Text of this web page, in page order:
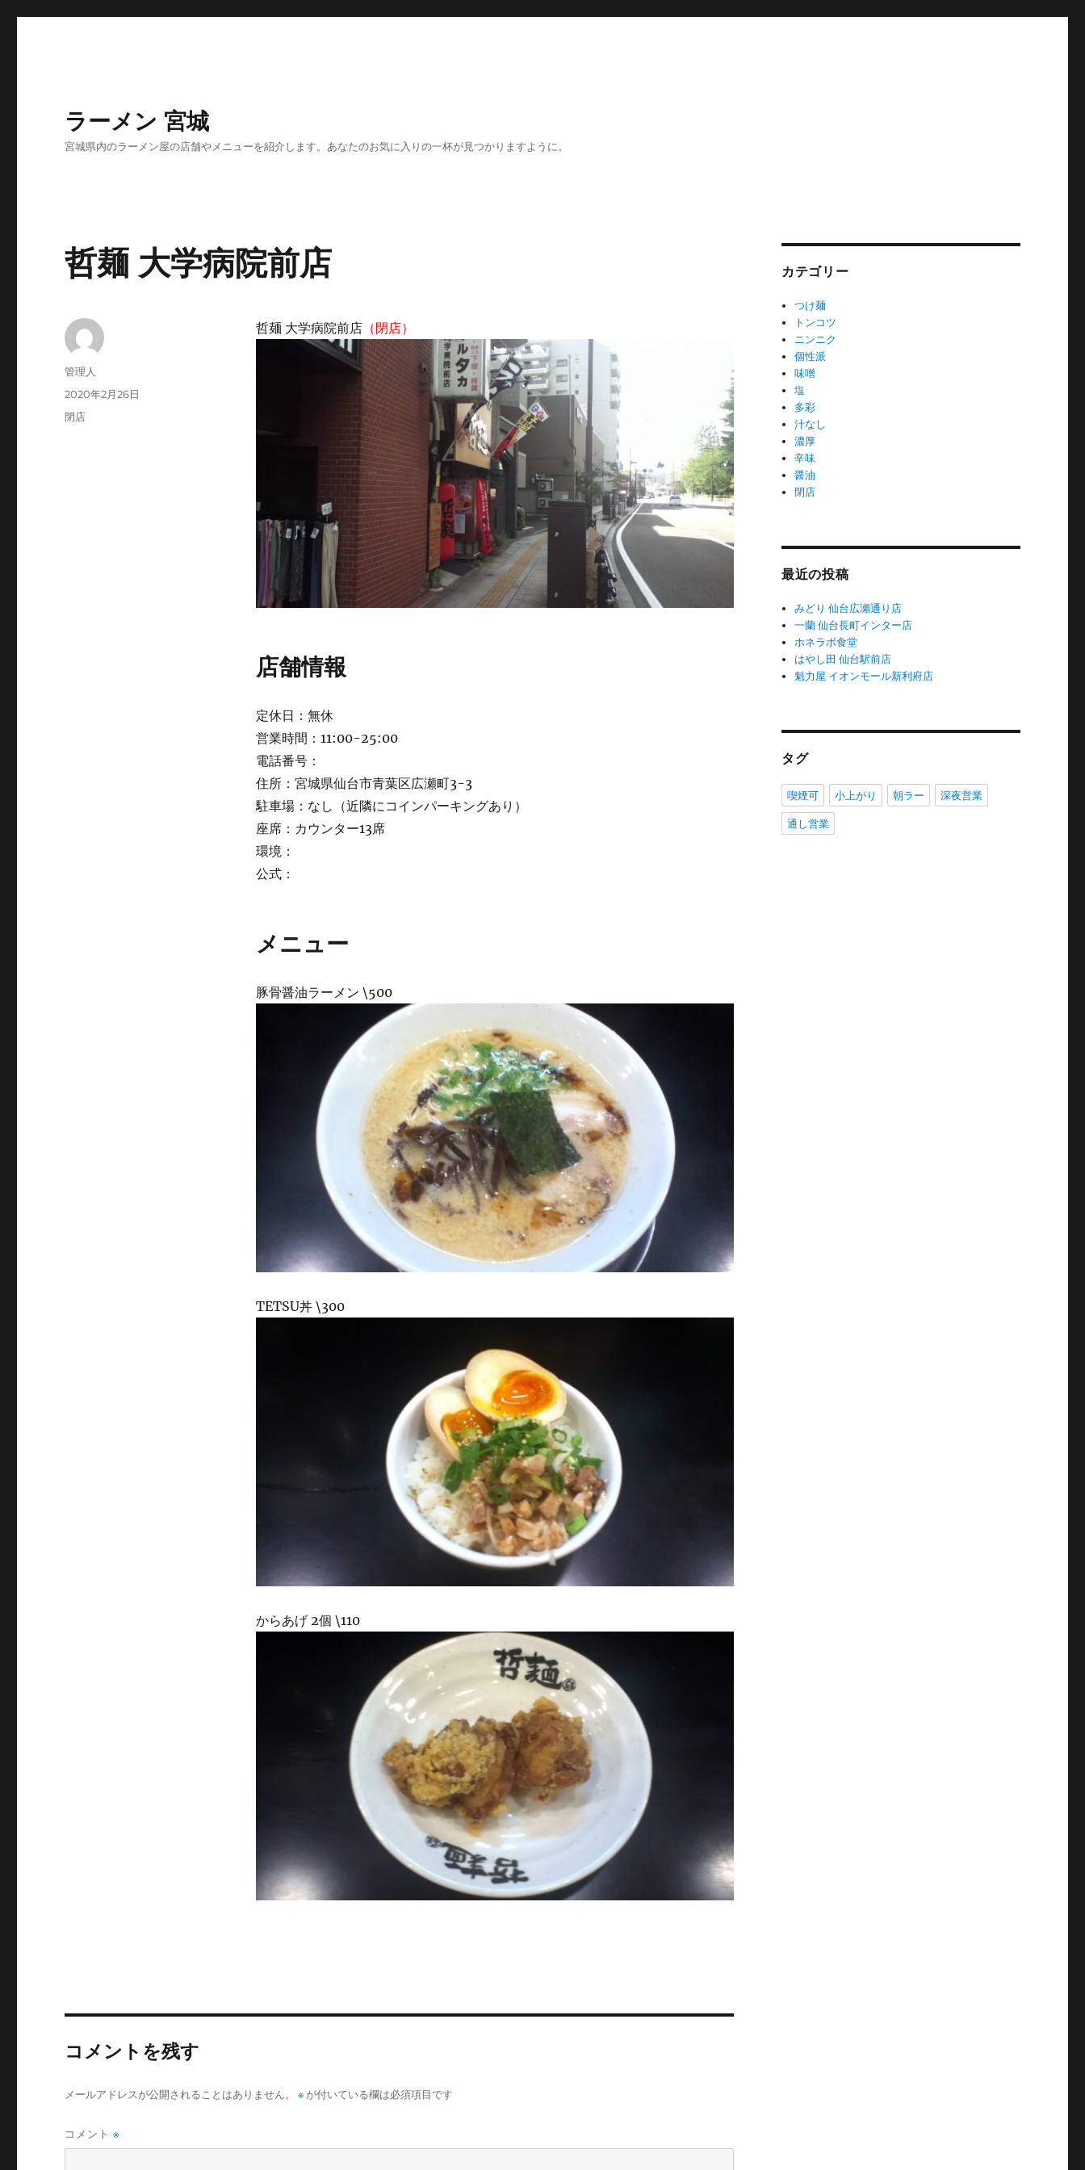
ラーメン 宮城
宮城県内のラーメン屋の店舗やメニューを紹介します。あなたのお気に入りの一杯が見つかりますように。
哲麺 大学病院前店
哲麺 大学病院前店（閉店）
店舗情報
定休日：無休
営業時間：11:00-25:00
電話番号：
住所：宮城県仙台市青葉区広瀬町3-3
駐車場：なし（近隣にコインパーキングあり）
座席：カウンター13席
環境：
公式：
メニュー
豚骨醤油ラーメン \500
TETSU丼 \300
からあげ 2個 \110
投
管理人
投
稿
2020年2月26日
カ
閉店
コメントを残す
メールアドレスが公開されることはありません。 ※ が付いている欄は必須項目です
コメント※
カテゴリー
つけ麺
トンコツ
ニンニク
個性派
味噌
塩
多彩
汁なし
濃厚
辛味
醤油
閉店
最近の投稿
みどり 仙台広瀬通り店
一蘭 仙台長町インター店
ホネラボ食堂
はやし田 仙台駅前店
魁力屋 イオンモール新利府店
タグ
喫煙可 小上がり 朝ラー 深夜営業
通し営業